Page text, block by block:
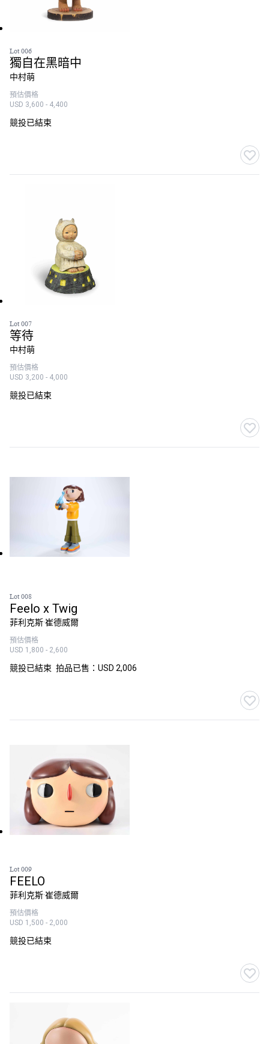
Lot 006
獨自在黑暗中
中村萌
預估價格
USD 3,600 - 4,400
競投已結束
Lot 007
等待
中村萌
預估價格
USD 3,200 - 4,000
競投已結束
Lot 008
Feelo x Twig
菲利克斯·崔德威爾
預估價格
USD 1,800 - 2,600
競投已結束 拍品已售：USD 2,006
Lot 009
FEELO
菲利克斯·崔德威爾
預估價格
USD 1,500 - 2,000
競投已結束